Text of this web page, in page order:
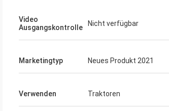
Video
Ausgangskontrolle
Nicht verfügbar
Marketingtyp Neues Produkt 2021
Verwenden Traktoren